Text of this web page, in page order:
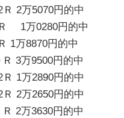
2万5070円的中
1万0280円的中
1万8870円的中
3万9500円的中
Ｒ 1万2890円的中
Ｒ 2万2650円的中
2万3630円的中